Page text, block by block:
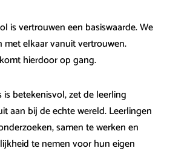
is vertrouwen een basiswaarde. We
met elkaar vanuit vertrouwen.
hierdoor op gang.
betekenisvol, zet de leerling
aan bij de echte wereld. Leerlingen
samen te werken en
te nemen voor hun eigen